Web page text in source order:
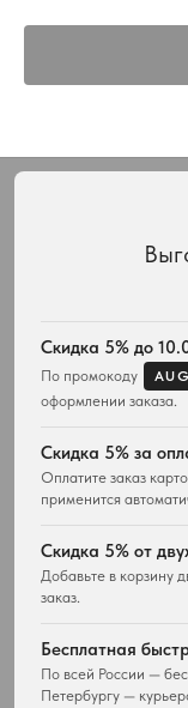
Скидка 5% до
По промокоду
оформлении заказа.
Скидка 5% за
Оплатите заказ
применится
Скидка 5% от
Добавьте в корзину
заказ.
Бесплатная
По всей России —
Петербургу —
Интернет-магазин
Весь ассортимент
Подвески и ожерелья
Серьги
Кольца
Доставка
Возврат товара
Отзывы покупателей
Контакты
Карта сайта